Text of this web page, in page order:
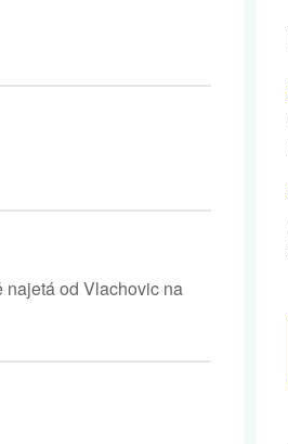
najetá od Vlachovic na